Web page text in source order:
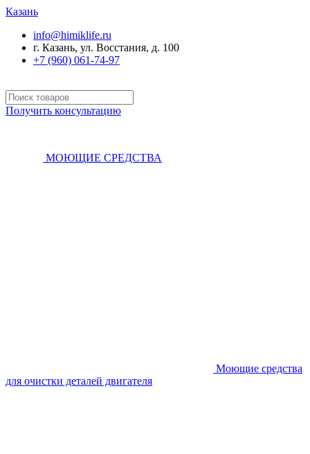
Казань
info@himiklife.ru
г. Казань, ул. Восстания, д. 100
+7 (960) 061-74-97
Получить консультацию
МОЮЩИЕ СРЕДСТВА
Моющие средства
для очистки деталей двигателя